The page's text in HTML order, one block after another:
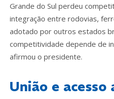
Grande do Sul perdeu
integração entre rodovias,
adotado por outros estados
competitividade depende de
afirmou o presidente.
União e